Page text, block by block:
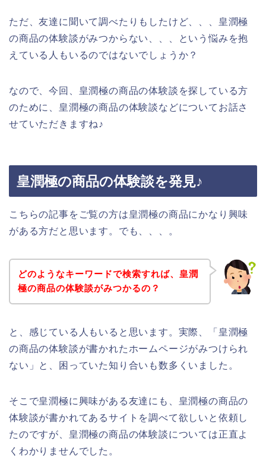
ただ、友達に聞いて調べたりもしたけど、、、皇潤極
の商品の体験談がみつからない、、、という悩みを抱
えている人もいるのではないでしょうか？
なので、今回、皇潤極の商品の体験談を探している方
のために、皇潤極の商品の体験談などについてお話さ
せていただきますね♪
皇潤極の商品の体験談を発見♪
こちらの記事をご覧の方は皇潤極の商品にかなり興味
がある方だと思います。でも、、、。
どのようなキーワードで検索すれば、皇潤
極の商品の体験談がみつかるの？
と、感じている人もいると思います。実際、「皇潤極
の商品の体験談が書かれたホームページがみつけられ
ない」と、困っていた知り合いも数多くいました。
そこで皇潤極に興味がある友達にも、皇潤極の商品の
体験談が書かれてあるサイトを調べて欲しいと依頼し
たのですが、皇潤極の商品の体験談については正直よ
くわかりませんでした。